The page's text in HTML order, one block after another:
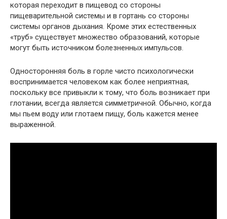
которая переходит в пищевод со стороны
пищеварительной системы и в гортань со стороны
системы органов дыхания. Кроме этих естественных
«труб» существует множество образований, которые
могут быть источником болезненных импульсов.
Односторонняя боль в горле чисто психологически
воспринимается человеком как более неприятная,
поскольку все привыкли к тому, что боль возникает при
глотании, всегда является симметричной. Обычно, когда
мы пьем воду или глотаем пищу, боль кажется менее
выраженной.